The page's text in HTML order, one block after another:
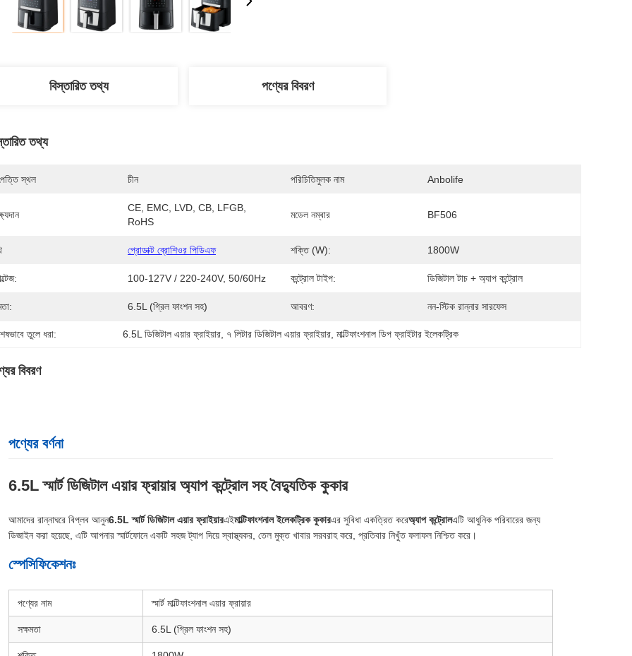
বিস্তারিত তথ্য পণ্যের বিবরণ
তথ্য
স্থল চীন পরিচিতিমুলক নাম Anbolife
CE, EMC, LVD, CB, LFGB,
RoHS
মডেল নম্বার BF506
প্রোডাক্ট ব্রোশিওর পিডিএফ শক্তি (w): 1800W
100-127V / 220-240V, 50/60Hz কন্ট্রোল টাইপ: ডিজিটাল টাচ + অ্যাপ কন্ট্রোল
6.5L (গ্রিল ফাংশন সহ) আবরণ: নন-স্টিক রান্নার সারফেস
তুলে ধরা: 6.5L ডিজিটাল এয়ার ফ্রাইয়ার ৭ লিটার ডিজিটাল এয়ার ফ্রাইয়ার , মাল্টিফাংশনাল ডিপ ফ্রাইটার ইলেকট্রিক
বিবরণ
পণ্যের বর্ণনা
6.5L স্মার্ট ডিজিটাল এয়ার ফ্রায়ার অ্যাপ কন্ট্রোল সহ বৈদ্যুতিক কুকার
আমাদের রান্নাঘরে বিপ্লব আনুন6.5L স্মার্ট ডিজিটাল এয়ার ফ্রাইয়ারএইমাল্টিফাংশনাল ইলেকট্রিক কুকারএর সুবিধা একত্রিত করেঅ্যাপ কন্ট্রোলএটি আধুনিক পরিবারের জন্য
ডিজাইন করা হয়েছে, এটি আপনার স্মার্টফোনে একটি সহজ ট্যাপ দিয়ে স্বাস্থ্যকর, তেল মুক্ত খাবার সরবরাহ করে, প্রতিবার নিখুঁত ফলাফল নিশ্চিত করে।
স্পেসিফিকেশনঃ
পণ্যের নাম স্মার্ট মাল্টিফাংশনাল এয়ার ফ্রায়ার
সক্ষমতা 6.5L (গ্রিল ফাংশন সহ)